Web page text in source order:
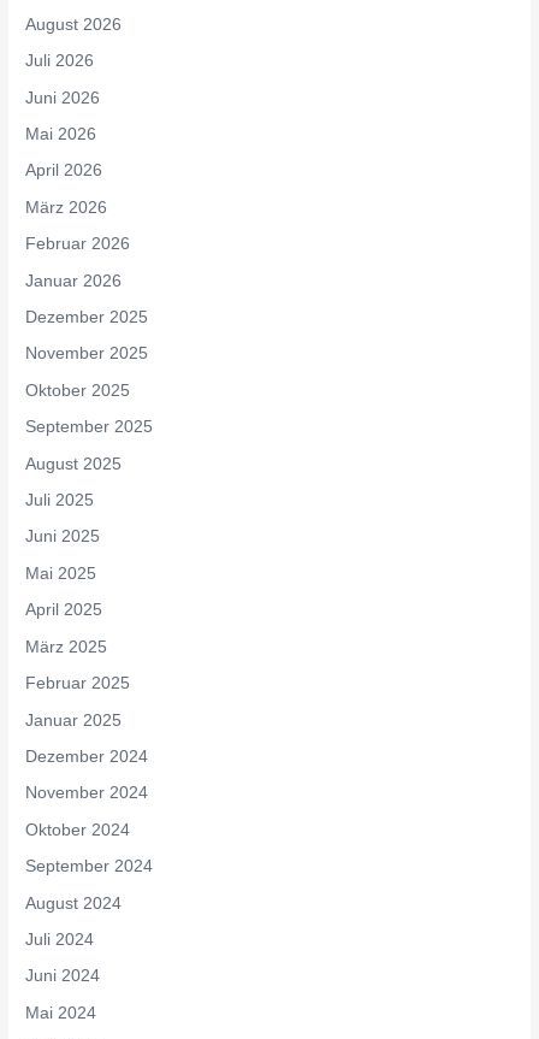
August 2026
Juli 2026
Juni 2026
Mai 2026
April 2026
März 2026
Februar 2026
Januar 2026
Dezember 2025
November 2025
Oktober 2025
September 2025
August 2025
Juli 2025
Juni 2025
Mai 2025
April 2025
März 2025
Februar 2025
Januar 2025
Dezember 2024
November 2024
Oktober 2024
September 2024
August 2024
Juli 2024
Juni 2024
Mai 2024